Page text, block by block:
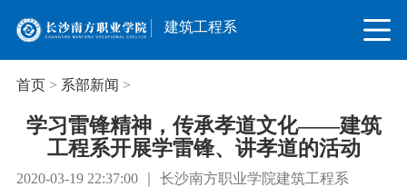
建筑工程系
首页> 系部新闻 >
学习雷锋精神，传承孝道文化——建筑
工程系开展学雷锋、讲孝道的活动
2020-03-19 22:37:00 ｜ 长沙南方职业学院建筑工程系